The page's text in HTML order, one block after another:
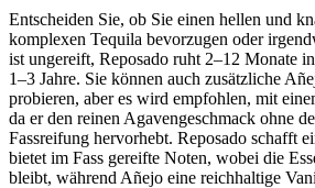
Entscheiden Sie, ob Sie einen hellen und
komplexen Tequila bevorzugen oder
ist ungereift, Reposado ruht 2–12 Monate
1–3 Jahre. Sie können auch zusätzliche
probieren, aber es wird empfohlen, mit
da er den reinen Agavengeschmack ohne
Fassreifung hervorhebt. Reposado schafft
bietet im Fass gereifte Noten, wobei die
bleibt, während Añejo eine reichhaltige